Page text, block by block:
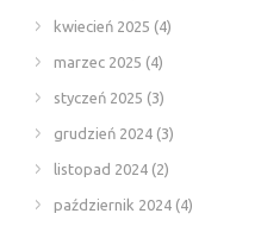
kwiecień 2025 (4)
marzec 2025 (4)
styczeń 2025 (3)
grudzień 2024 (3)
listopad 2024 (2)
październik 2024 (4)